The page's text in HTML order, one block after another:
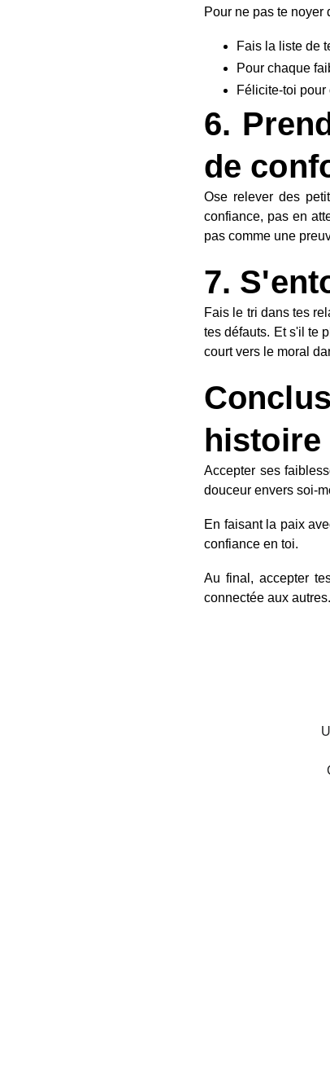
Pour ne pas te noyer
Fais la liste de
Pour chaque
Félicite-toi
6.
de
Ose relever des
confiance, pas en
pas comme une
7.
Fais le tri dans tes
tes défauts. Et s'il te
court vers le moral
histoire
Accepter ses
douceur envers soi-
En faisant la paix
confiance en toi.
Au final, accepter
connectée aux